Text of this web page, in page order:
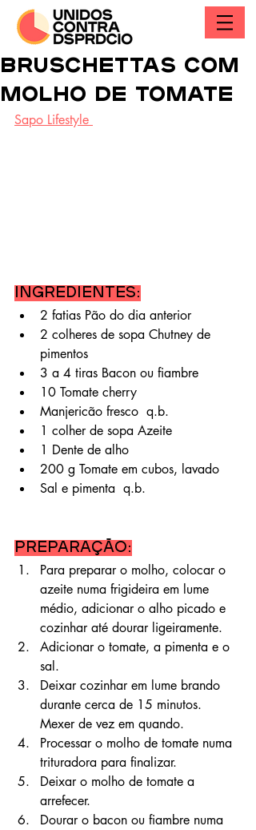
Bruschettas com
molho de tomate
Sapo Lifestyle
Ingredientes:
2 fatias Pão do dia anterior
2 colheres de sopa Chutney de
pimentos
3 a 4 tiras Bacon ou fiambre
10 Tomate cherry
Manjericão fresco  q.b.
1 colher de sopa Azeite
1 Dente de alho
200 g Tomate em cubos, lavado
Sal e pimenta  q.b.
Preparação:
Para preparar o molho, colocar o
azeite numa frigideira em lume
médio, adicionar o alho picado e
cozinhar até dourar ligeiramente.
Adicionar o tomate, a pimenta e o
sal.
Deixar cozinhar em lume brando
durante cerca de 15 minutos.
Mexer de vez em quando.
Processar o molho de tomate numa
trituradora para finalizar.
Deixar o molho de tomate a
arrefecer.
Dourar o bacon ou fiambre numa